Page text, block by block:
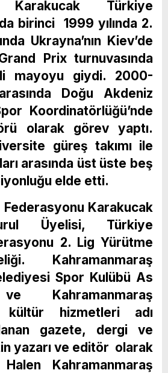
Türkiye
birinci 1999 yılında 2.
Ukrayna’nın Kiev’de
Prix turnuvasında
mayoyu giydi. 2000-
Doğu Akdeniz
Koordinatörlüğü’nde
olarak görev yaptı.
güreş takımı ile
arasında üst üste beş
elde etti.
Karakucak
Üyelisi, Türkiye
2. Lig Yürütme
Kahramanmaraş
Spor Kulübü As
ve Kahramanmaraş
kültür hizmetleri adı
gazete, dergi ve
yazarı ve editör olarak
Kahramanmaraş